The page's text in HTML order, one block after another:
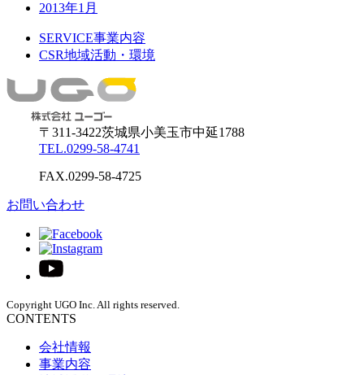
2013年1月
SERVICE事業内容
CSR地域活動・環境
〒311-3422茨城県小美玉市中延1788
TEL.0299-58-4741
FAX.0299-58-4725
お問い合わせ
Copyright UGO Inc. All rights reserved.
CONTENTS
会社情報
事業内容